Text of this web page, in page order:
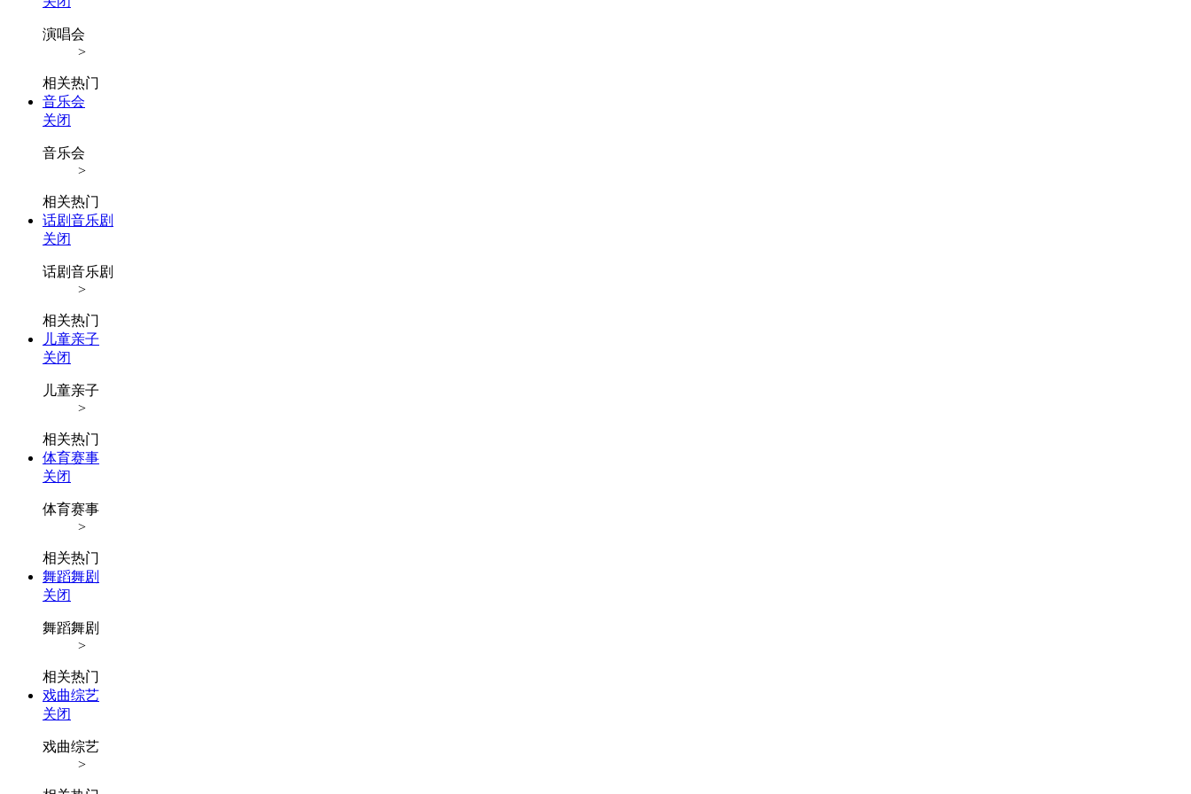
演唱会
>
相关热门
音乐会
关闭
音乐会
>
相关热门
话剧音乐剧
关闭
话剧音乐剧
>
相关热门
儿童亲子
关闭
儿童亲子
>
相关热门
体育赛事
关闭
体育赛事
>
相关热门
舞蹈舞剧
关闭
舞蹈舞剧
>
相关热门
戏曲综艺
关闭
戏曲综艺
>